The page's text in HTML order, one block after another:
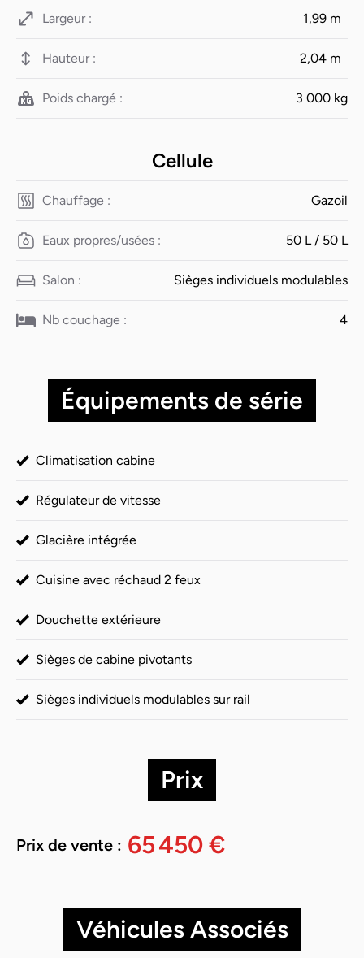
Largeur : 1,99 m
Hauteur : 2,04 m
Poids chargé : 3 000 kg
Cellule
Chauffage : Gazoil
Eaux propres/usées : 50 L / 50 L
Salon : Sièges individuels modulables
Nb couchage : 4
Équipements de série
Climatisation cabine
Régulateur de vitesse
Glacière intégrée
Cuisine avec réchaud 2 feux
Douchette extérieure
Sièges de cabine pivotants
Sièges individuels modulables sur rail
Prix
Prix de vente : 65 450 €
Véhicules Associés